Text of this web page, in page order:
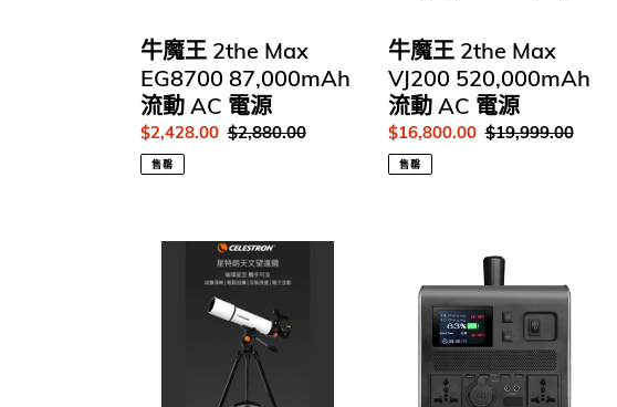
AC
電
源
牛魔王 2the Max
EG8700 87,000mAh
流動 AC 電源
售
價
$2,428.00 定
$2,880.00
售罄
AC
電
源
牛魔王 2the Max
VJ200 520,000mAh
流動 AC 電源
售
價
$16,800.00 定
$19,999.00
售罄
VJ150
400,000mAh